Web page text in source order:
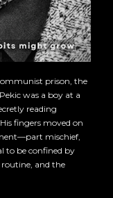
prison, the
was a boy at a
reading
fingers moved on
mischief,
to be confined by
routine, and the